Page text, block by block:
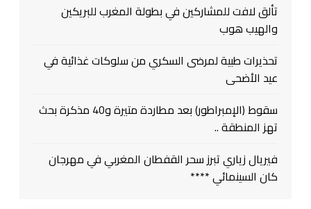
تألق لافت للمشاركين في بطولة المغرب للبريكين
والهيب هوب
تحذيرات طبية لمرضى السكري من سلوكات غذائية في
عيد الأضحى
سقوط (الإمبراطور) بعد مطاردة متيرة و40 مذكرة بحث
تهز المنطقة ..
فيريال زياري تبرز سحر القفطان المغربي في مهرجان
كان السينمائي ****